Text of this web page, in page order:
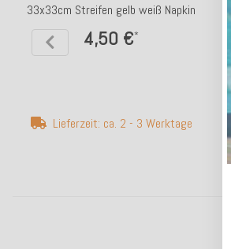
33x33cm Streifen gelb weiß Napkin
4,50 €*
Lieferzeit: ca. 2 - 3 Werktage